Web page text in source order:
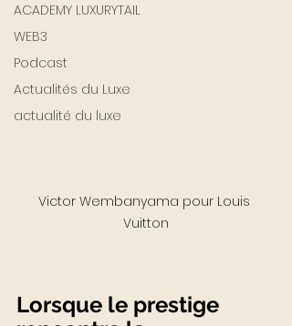
ACADEMY LUXURYTAIL
WEB3
Podcast
Actualités du Luxe
actualité du luxe
Victor Wembanyama pour Louis
Vuitton
Lorsque le prestige